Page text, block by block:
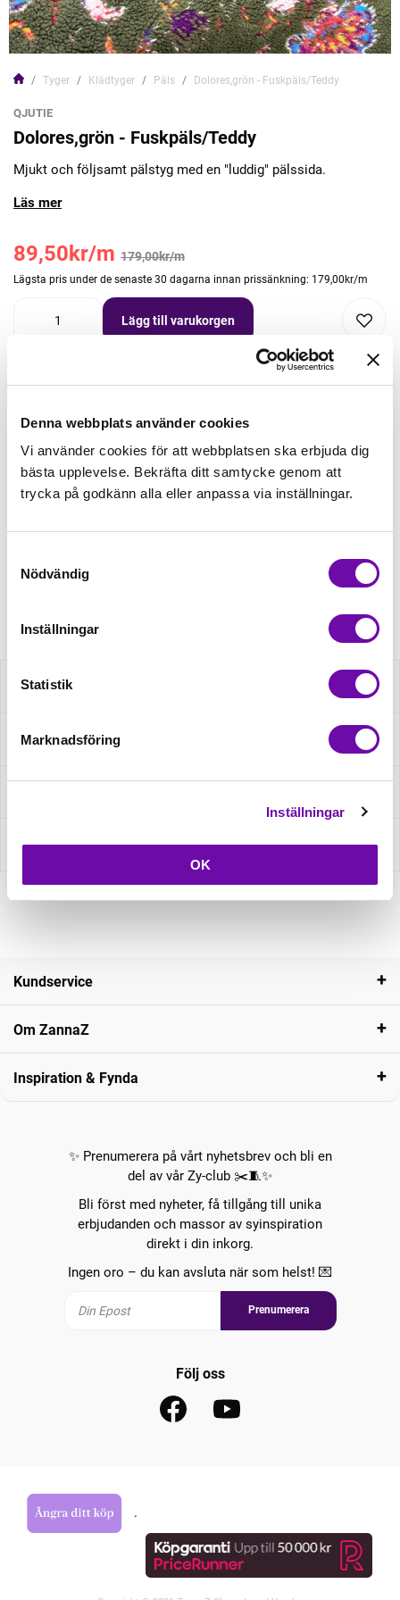
Denna webbplats använder cookies
Vi använder cookies för att webbplatsen ska erbjuda dig
bästa upplevelse. Bekräfta ditt samtycke genom att
trycka på godkänn alla eller anpassa via inställningar.
Nödvändig
Inställningar
Statistik
Marknadsföring
Inställningar
OK
Tyger Klädtyger Päls Dolores,grön - Fuskpäls/Teddy
QJUTIE
Dolores,grön - Fuskpäls/Teddy
Mjukt och följsamt pälstyg med en "luddig" pälssida.
Läs mer
89,50kr/m 179,00kr/m
Lägsta pris under de senaste 30 dagarna innan prissänkning: 179,00kr/m
Lägg till varukorgen
Lägg först önskad mängd i varukorgen,
Tråd matchande +45,00kr
Finns i lager
Beskrivning
Specifikation
Recensioner
Kundservice
Om ZannaZ
Inspiration & Fynda
✨ Prenumerera på vårt nyhetsbrev och bli en
del av vår Zy-club ✂️🧵✨
Bli först med nyheter, få tillgång till unika
erbjudanden och massor av syinspiration
direkt i din inkorg.
Ingen oro – du kan avsluta när som helst! 💌
Prenumerera
Följ oss
.